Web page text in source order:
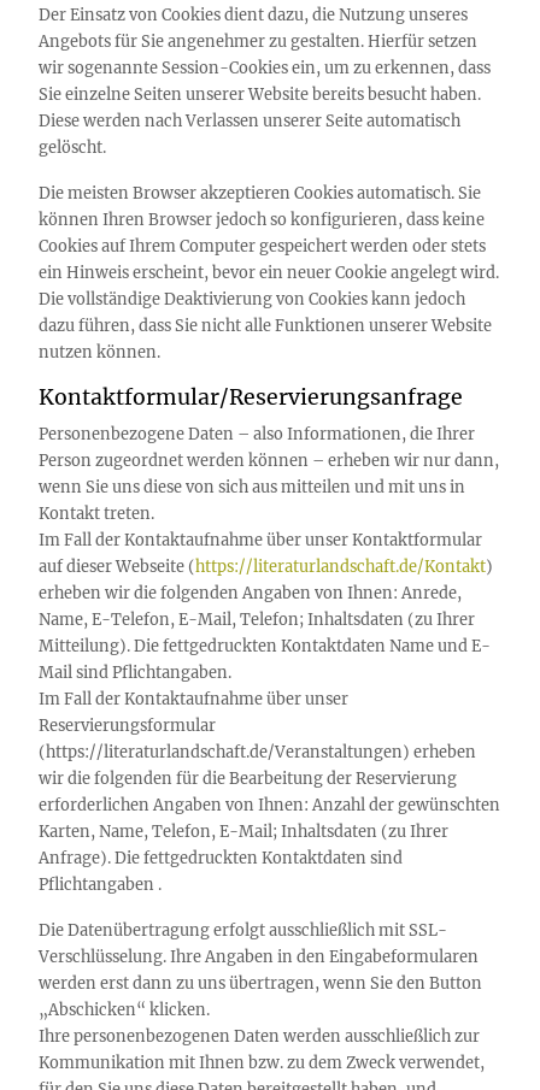
Der Einsatz von Cookies dient dazu, die Nutzung unseres
Angebots für Sie angenehmer zu gestalten. Hierfür setzen
wir sogenannte Session-Cookies ein, um zu erkennen, dass
Sie einzelne Seiten unserer Website bereits besucht haben.
Diese werden nach Verlassen unserer Seite automatisch
gelöscht.
Die meisten Browser akzeptieren Cookies automatisch. Sie
können Ihren Browser jedoch so konfigurieren, dass keine
Cookies auf Ihrem Computer gespeichert werden oder stets
ein Hinweis erscheint, bevor ein neuer Cookie angelegt wird.
Die vollständige Deaktivierung von Cookies kann jedoch
dazu führen, dass Sie nicht alle Funktionen unserer Website
nutzen können.
Kontaktformular/Reservierungsanfrage
Personenbezogene Daten – also Informationen, die Ihrer
Person zugeordnet werden können – erheben wir nur dann,
wenn Sie uns diese von sich aus mitteilen und mit uns in
Kontakt treten.
Im Fall der Kontaktaufnahme über unser Kontaktformular
auf dieser Webseite (https://literaturlandschaft.de/Kontakt)
erheben wir die folgenden Angaben von Ihnen: Anrede,
Name, E-Telefon, E-Mail, Telefon; Inhaltsdaten (zu Ihrer
Mitteilung). Die fettgedruckten Kontaktdaten Name und E-
Mail sind Pflichtangaben.
Im Fall der Kontaktaufnahme über unser
Reservierungsformular
(https://literaturlandschaft.de/Veranstaltungen) erheben
wir die folgenden für die Bearbeitung der Reservierung
erforderlichen Angaben von Ihnen: Anzahl der gewünschten
Karten, Name, Telefon, E-Mail; Inhaltsdaten (zu Ihrer
Anfrage). Die fettgedruckten Kontaktdaten sind
Pflichtangaben .
Die Datenübertragung erfolgt ausschließlich mit SSL-
Verschlüsselung. Ihre Angaben in den Eingabeformularen
werden erst dann zu uns übertragen, wenn Sie den Button
„Abschicken“ klicken.
Ihre personenbezogenen Daten werden ausschließlich zur
Kommunikation mit Ihnen bzw. zu dem Zweck verwendet,